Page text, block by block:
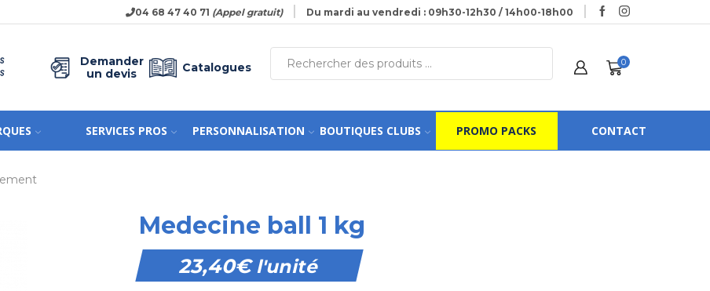
04 68 47 40 71 (Appel gratuit) Du mardi au vendredi : 09h30-12h30 / 14h00-18h00
Demander
un devis
Catalogues 0
SERVICES PROS PERSONNALISATION BOUTIQUES CLUBS PROMO PACKS CONTACT
Medecine ball 1 kg
23,40€l'unité